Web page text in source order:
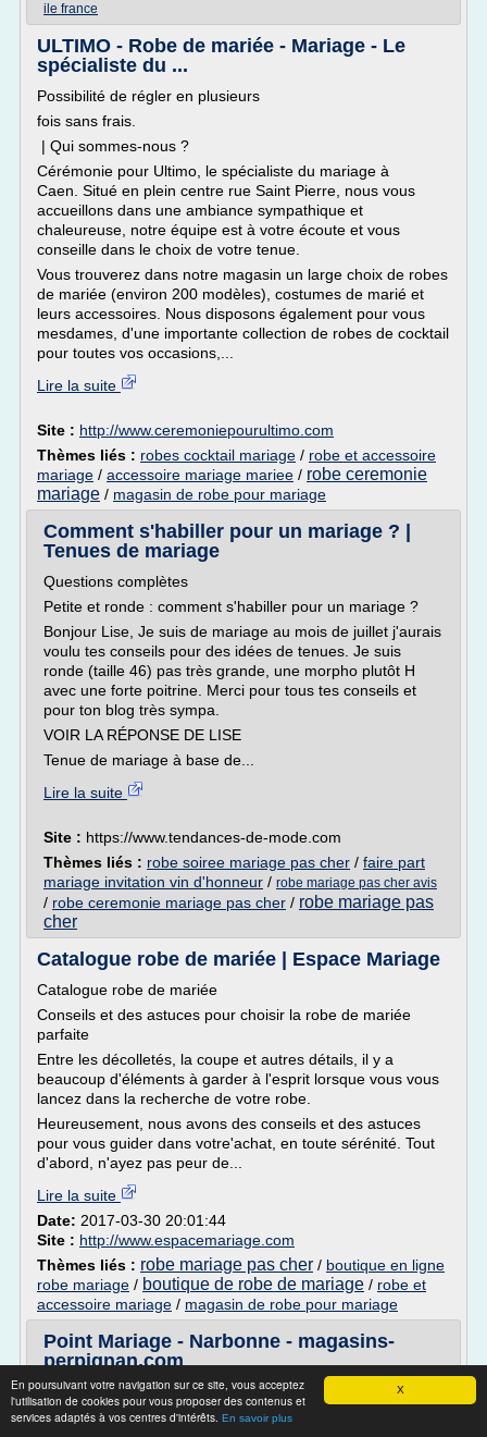
X
En poursuivant votre navigation sur ce site, vous acceptez
l'utilisation de cookies pour vous proposer des contenus et
services adaptés à vos centres d'intérêts. En savoir plus
ile france
ULTIMO - Robe de mariée - Mariage - Le
spécialiste du ...
Possibilité de régler en plusieurs
fois sans frais.
| Qui sommes-nous ?
Cérémonie pour Ultimo, le spécialiste du mariage à
Caen. Situé en plein centre rue Saint Pierre, nous vous
accueillons dans une ambiance sympathique et
chaleureuse, notre équipe est à votre écoute et vous
conseille dans le choix de votre tenue.
Vous trouverez dans notre magasin un large choix de robes
de mariée (environ 200 modèles), costumes de marié et
leurs accessoires. Nous disposons également pour vous
mesdames, d'une importante collection de robes de cocktail
pour toutes vos occasions,...
Lire la suite
Site : http://www.ceremoniepourultimo.com
Thèmes liés : robes cocktail mariage / robe et accessoire
mariage / accessoire mariage mariee / robe ceremonie
mariage / magasin de robe pour mariage
Comment s'habiller pour un mariage ? |
Tenues de mariage
Questions complètes
Petite et ronde : comment s'habiller pour un mariage ?
Bonjour Lise, Je suis de mariage au mois de juillet j'aurais
voulu tes conseils pour des idées de tenues. Je suis
ronde (taille 46) pas très grande, une morpho plutôt H
avec une forte poitrine. Merci pour tous tes conseils et
pour ton blog très sympa.
VOIR LA RÉPONSE DE LISE
Tenue de mariage à base de...
Lire la suite
Site : https://www.tendances-de-mode.com
Thèmes liés : robe soiree mariage pas cher / faire part
mariage invitation vin d'honneur / robe mariage pas cher avis
/ robe ceremonie mariage pas cher / robe mariage pas
cher
Catalogue robe de mariée | Espace Mariage
Catalogue robe de mariée
Conseils et des astuces pour choisir la robe de mariée
parfaite
Entre les décolletés, la coupe et autres détails, il y a
beaucoup d'éléments à garder à l'esprit lorsque vous vous
lancez dans la recherche de votre robe.
Heureusement, nous avons des conseils et des astuces
pour vous guider dans votre'achat, en toute sérénité. Tout
d'abord, n'ayez pas peur de...
Lire la suite
Date: 2017-03-30 20:01:44
Site : http://www.espacemariage.com
Thèmes liés : robe mariage pas cher / boutique en ligne
robe mariage / boutique de robe de mariage / robe et
accessoire mariage / magasin de robe pour mariage
Point Mariage - Narbonne - magasins-
perpignan.com
Point Mariage - Narbonne est un magasin de Mode et
habillement vendant du POINT MARIAGE à Narbonne.